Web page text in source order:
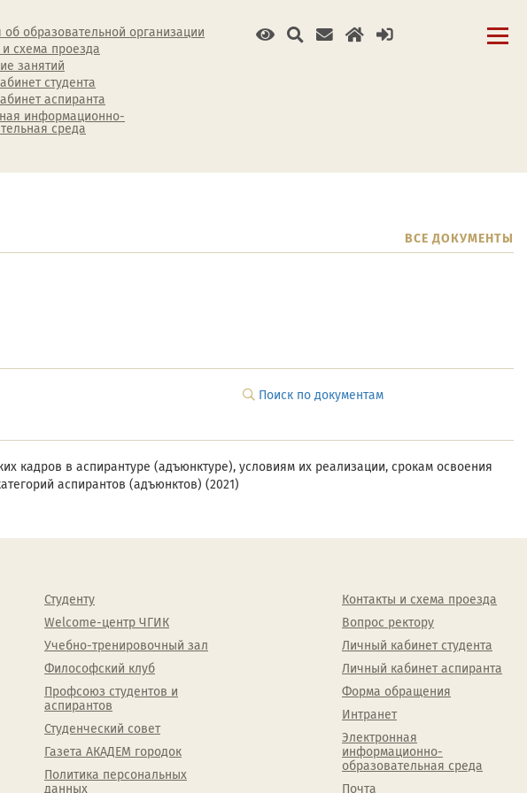
об образовательной организации
и схема проезда
занятий
студента
аспиранта
информационно-
среда
ВСЕ ДОКУМЕНТЫ
Поиск по документам
кадров в аспирантуре (адъюнктуре), условиям их реализации, срокам освоения
аспирантов (адъюнктов) (2021)
Студенту
Welcome-центр ЧГИК
Учебно-тренировочный зал
Философский клуб
Профсоюз студентов и
аспирантов
Студенческий совет
Газета АКАДЕМ городок
Политика персональных
данных
Контакты и схема проезда
Вопрос ректору
Личный кабинет студента
Личный кабинет аспиранта
Форма обращения
Интранет
Электронная
информационно-
образовательная среда
Почта